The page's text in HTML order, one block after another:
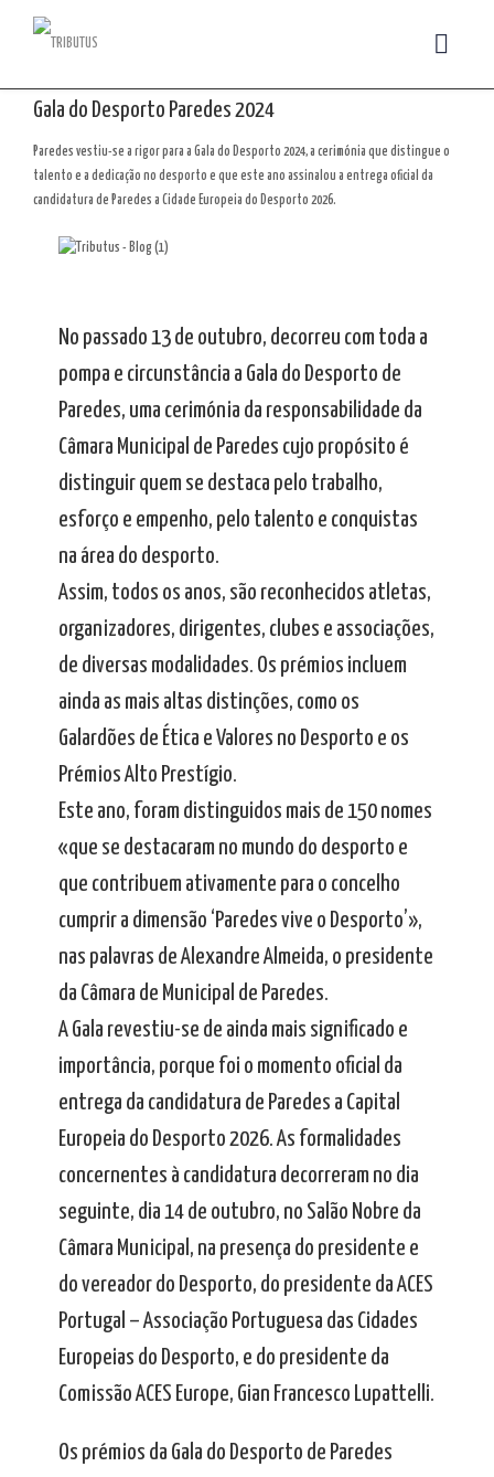
Gala do Desporto Paredes 2024
Paredes vestiu-se a rigor para a Gala do Desporto 2024, a cerimónia que distingue o
talento e a dedicação no desporto e que este ano assinalou a entrega oficial da
candidatura de Paredes a Cidade Europeia do Desporto 2026.
No passado 13 de outubro, decorreu com toda a
pompa e circunstância a Gala do Desporto de
Paredes, uma cerimónia da responsabilidade da
Câmara Municipal de Paredes cujo propósito é
distinguir quem se destaca pelo trabalho,
esforço e empenho, pelo talento e conquistas
na área do desporto.
Assim, todos os anos, são reconhecidos atletas,
organizadores, dirigentes, clubes e associações,
de diversas modalidades. Os prémios incluem
ainda as mais altas distinções, como os
Galardões de Ética e Valores no Desporto e os
Prémios Alto Prestígio.
Este ano, foram distinguidos mais de 150 nomes
«que se destacaram no mundo do desporto e
que contribuem ativamente para o concelho
cumprir a dimensão ‘Paredes vive o Desporto’»,
nas palavras de Alexandre Almeida, o presidente
da Câmara de Municipal de Paredes.
A Gala revestiu-se de ainda mais significado e
importância, porque foi o momento oficial da
entrega da candidatura de Paredes a Capital
Europeia do Desporto 2026. As formalidades
concernentes à candidatura decorreram no dia
seguinte, dia 14 de outubro, no Salão Nobre da
Câmara Municipal, na presença do presidente e
do vereador do Desporto, do presidente da ACES
Portugal – Associação Portuguesa das Cidades
Europeias do Desporto, e do presidente da
Comissão ACES Europe, Gian Francesco Lupattelli.
Os prémios da Gala do Desporto de Paredes